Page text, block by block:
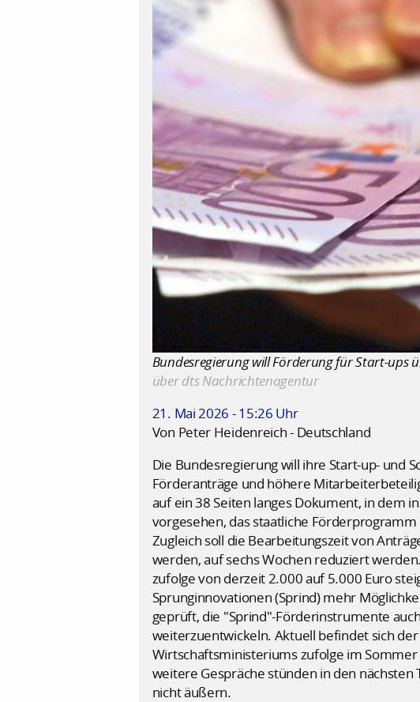
Bundesregierung will Förderung für Start-ups
über dts Nachrichtenagentur
21. Mai 2026 - 15:26 Uhr
Von Peter Heidenreich - Deutschland
Die Bundesregierung will ihre Start-up- und
Förderanträge und höhere
auf ein 38 Seiten langes Dokument, in dem
vorgesehen, das staatliche
Zugleich soll die Bearbeitungszeit von
werden, auf sechs Wochen reduziert
zufolge von derzeit 2.000 auf 5.000 Euro
Sprunginnovationen (Sprind) mehr
geprüft, die "Sprind"-Förderinstrumente
weiterzuentwickeln. Aktuell befindet sich
Wirtschaftsministeriums zufolge im
weitere Gespräche stünden in den
nicht äußern.